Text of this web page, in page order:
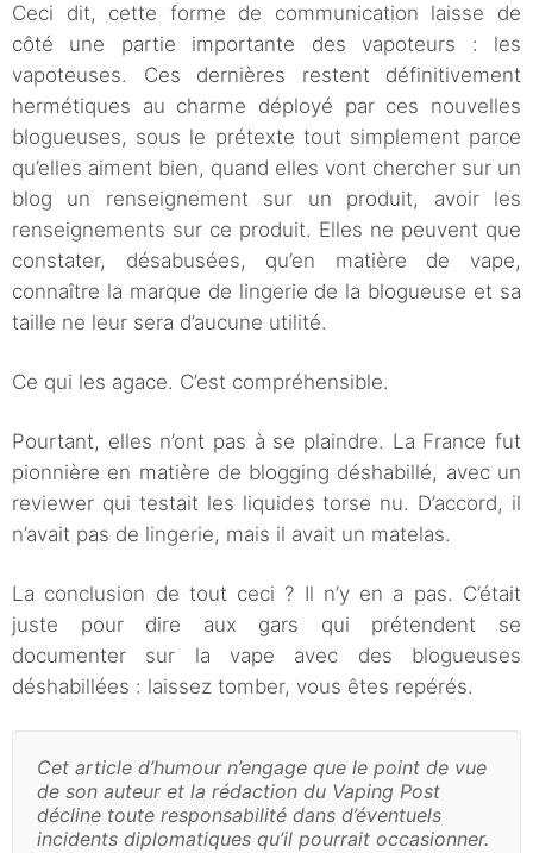
Ceci dit, cette forme de communication laisse de
côté une partie importante des vapoteurs : les
vapoteuses. Ces dernières restent définitivement
hermétiques au charme déployé par ces nouvelles
blogueuses, sous le prétexte tout simplement parce
qu’elles aiment bien, quand elles vont chercher sur un
blog un renseignement sur un produit, avoir les
renseignements sur ce produit. Elles ne peuvent que
constater, désabusées, qu’en matière de vape,
connaître la marque de lingerie de la blogueuse et sa
taille ne leur sera d’aucune utilité.
Ce qui les agace. C’est compréhensible.
Pourtant, elles n’ont pas à se plaindre. La France fut
pionnière en matière de blogging déshabillé, avec un
reviewer qui testait les liquides torse nu. D’accord, il
n’avait pas de lingerie, mais il avait un matelas.
La conclusion de tout ceci ? Il n’y en a pas. C’était
juste pour dire aux gars qui prétendent se
documenter sur la vape avec des blogueuses
déshabillées : laissez tomber, vous êtes repérés.
Cet article d’humour n’engage que le point de vue
de son auteur et la rédaction du Vaping Post
décline toute responsabilité dans d’éventuels
incidents diplomatiques qu’il pourrait occasionner.